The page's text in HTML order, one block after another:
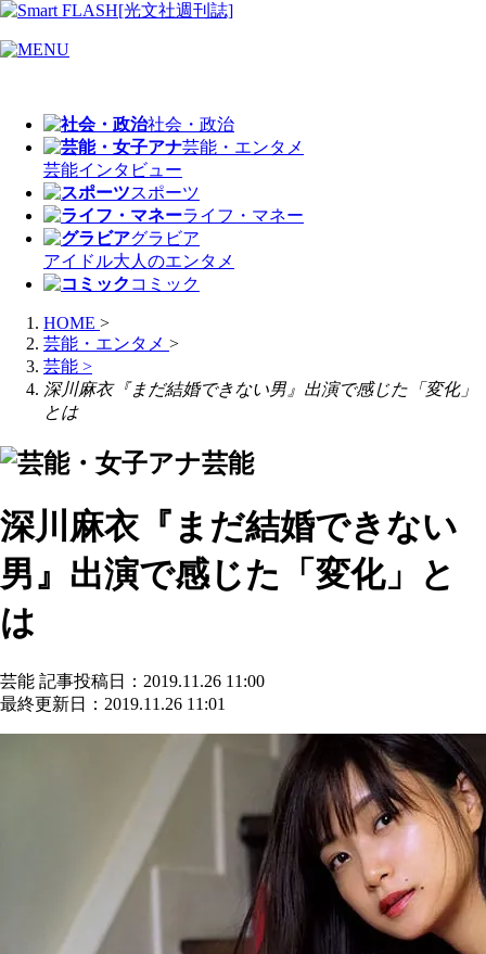
社会・政治
芸能・エンタメ
芸能インタビュー
スポーツ
ライフ・マネー
グラビア
アイドル大人のエンタメ
コミック
HOME >
芸能・エンタメ >
芸能 >
深川麻衣『まだ結婚できない男』出演で感じた「変化」
とは
芸能
深川麻衣『まだ結婚できない
男』出演で感じた「変化」と
は
芸能 記事投稿日：2019.11.26 11:00
最終更新日：2019.11.26 11:01